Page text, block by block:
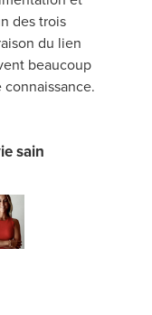
des trois
du lien
beaucoup
sain